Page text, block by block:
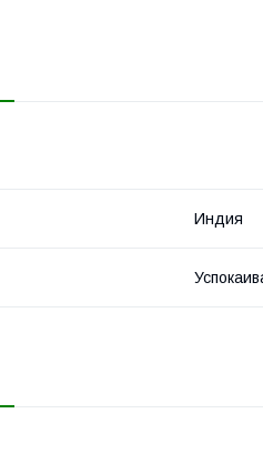
Индия